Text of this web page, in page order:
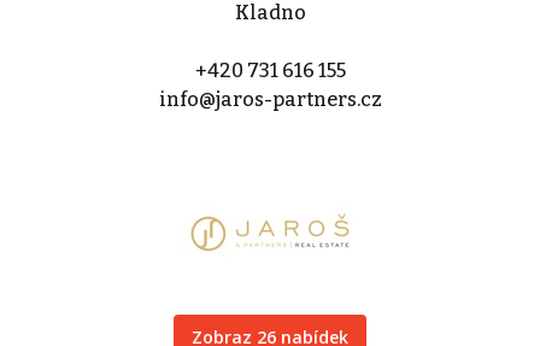
Kladno
+420 731 616 155
info@jaros-partners.cz
Zobraz 26 nabídek